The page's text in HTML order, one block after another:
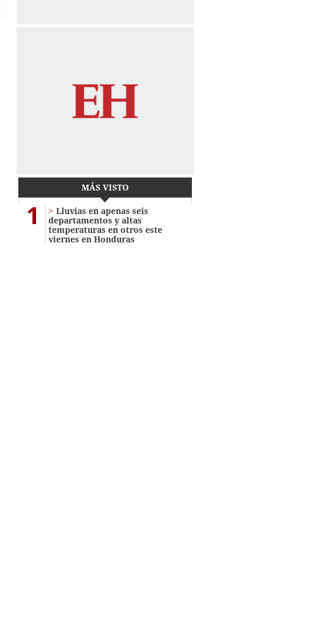
MÁS VISTO
1
Lluvias en apenas seis
departamentos y altas
temperaturas en otros este
viernes en Honduras